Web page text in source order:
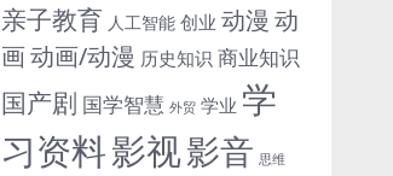
亲子教育 人工智能 创业 动漫 动
画动画/动漫 历史知识 商业知识
国产剧 国学智慧 外贸 学业 学
习资料影视影音 思维